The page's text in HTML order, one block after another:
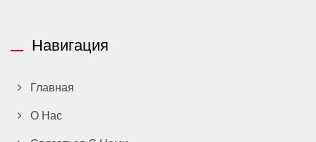
Навигация
Главная
О Нас